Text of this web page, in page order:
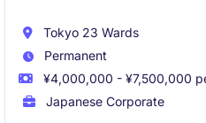
Tokyo 23 Wards
Permanent
¥4,000,000 - ¥7,500,000
Japanese Corporate